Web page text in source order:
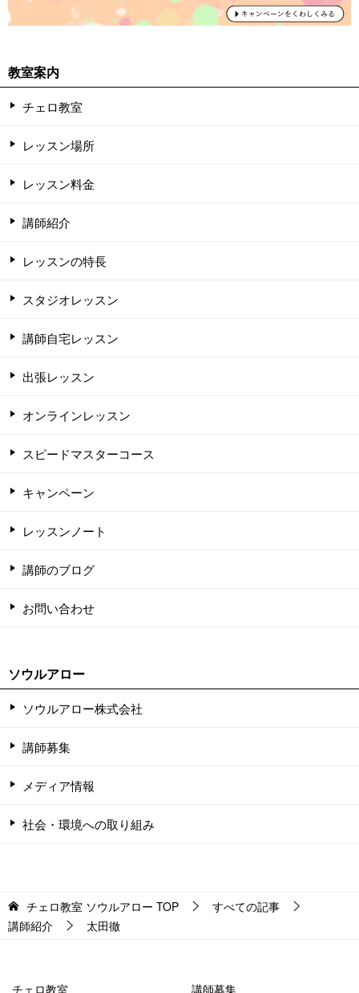
教室案内
チェロ教室
レッスン場所
レッスン料金
講師紹介
レッスンの特長
スタジオレッスン
講師自宅レッスン
出張レッスン
オンラインレッスン
スピードマスターコース
キャンペーン
レッスンノート
講師のブログ
お問い合わせ
ソウルアロー
ソウルアロー株式会社
講師募集
メディア情報
社会・環境への取り組み
チェロ教室 ソウルアロー TOP
すべての記事
講師紹介
太田徹
チェロ教室 講師募集